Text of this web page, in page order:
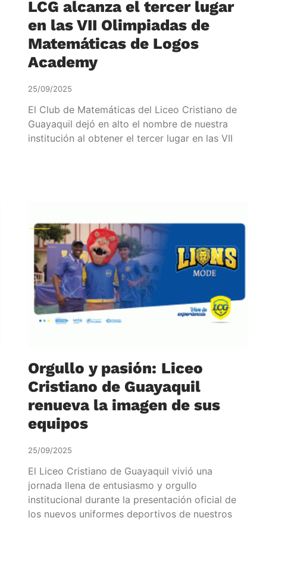
LCG alcanza el tercer lugar
en las VII Olimpiadas de
Matemáticas de Logos
Academy
25/09/2025
El Club de Matemáticas del Liceo Cristiano de
Guayaquil dejó en alto el nombre de nuestra
institución al obtener el tercer lugar en las VII
Orgullo y pasión: Liceo
Cristiano de Guayaquil
renueva la imagen de sus
equipos
25/09/2025
El Liceo Cristiano de Guayaquil vivió una
jornada llena de entusiasmo y orgullo
institucional durante la presentación oficial de
los nuevos uniformes deportivos de nuestros